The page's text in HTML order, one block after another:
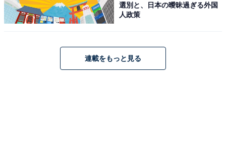
キャリーバーベルトがついている
選別と、日本の曖昧過ぎる外国
人政策
連載をもっと見る